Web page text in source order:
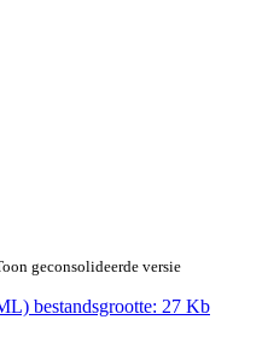
geconsolideerde versie
bestandsgrootte: 27 Kb